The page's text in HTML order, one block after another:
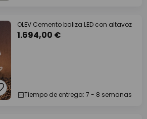
OLEV Cemento baliza LED con altavoz
1.694,00 €
Tiempo de entrega: 7 - 8 semanas